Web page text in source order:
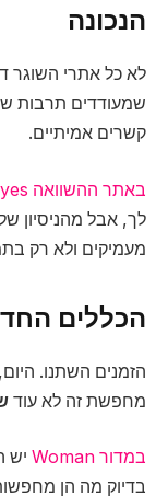
הנכונה
לא כל אתרי השוגר
שמעודדים תרבות
קשרים אמיתיים.
באתר ההשוואה Tourist Eyes
לך, אבל מהניסיון
מעמיקים ולא רק
הכללים
הזמנים השתנו.
מחפשת זה לא עוד
במדור Woman
יש
בדיוק מה הן